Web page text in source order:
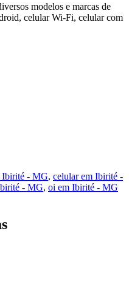
modelos e marcas de
celular Wi-Fi, celular com
Ibirité - MG, celular em Ibirité -
- MG, oi em Ibirité - MG